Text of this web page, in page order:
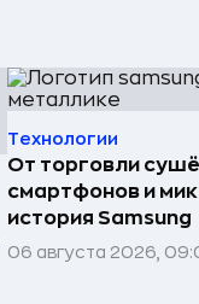
Технологии
От торговли
смартфонов и
история Samsung
06 августа 2026,